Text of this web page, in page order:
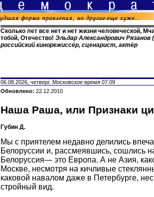
Сколько лет все нет и нет жизни человеческой,
тобой, Отечество! Эльдар Александрович Рязанов
российский кинорежиссёр, сценарист, актёр
06.08.2026, четверг. Московское время 07:09
Обновлено: 22.12.2010
Наша Раша, или Признаки
Губин Д.
Мы с приятелем недавно делились
Белоруссии и, рассмеявшись, сошлись
Белоруссия— это Европа. А не Азия,
Москве, несмотря на кичливые
каковой навалом даже в Петербурге,
стройный вид.